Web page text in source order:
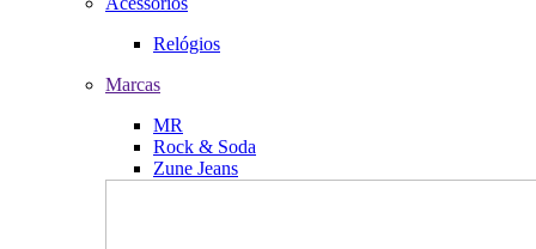
Relógios
Marcas
MR
Rock & Soda
Zune Jeans